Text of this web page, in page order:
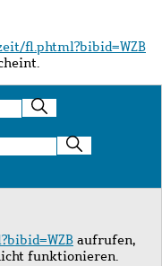
fl.phtml?bibid=WZB
aufrufen,
funktionieren.